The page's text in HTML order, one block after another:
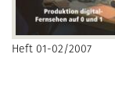
Heft 01-02/2007